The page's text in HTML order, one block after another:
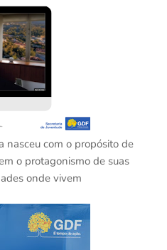
nasceu com o propósito de
o protagonismo de suas
onde vivem